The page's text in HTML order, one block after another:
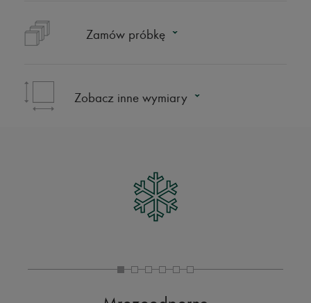
Zamów próbkę
Zobacz inne wymiary